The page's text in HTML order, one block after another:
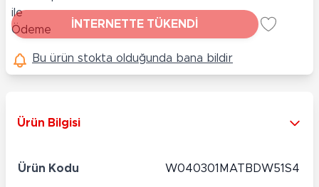
İNTERNETTE TÜKENDİ
Bu ürün stokta olduğunda bana bildir
Ürün Bilgisi
Ürün Kodu W040301MATBDW51S4